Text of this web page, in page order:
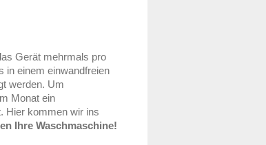
Gerät mehrmals pro
in einem einwandfreien
werden. Um
Monat ein
Hier kommen wir ins
Ihre Waschmaschine!